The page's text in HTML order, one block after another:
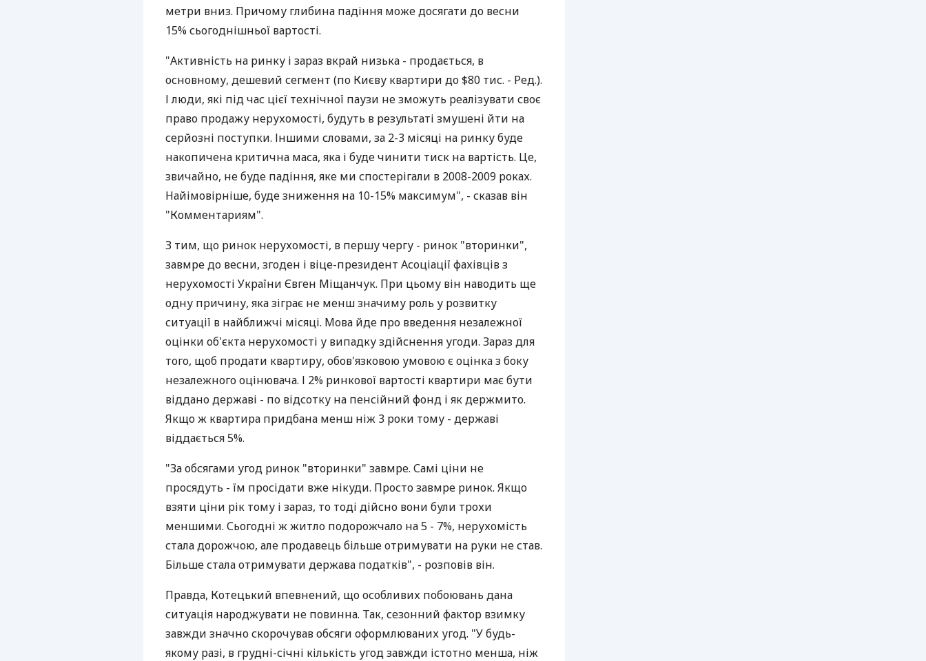
метри вниз. Причому глибина падіння може досягати до весни
15% сьогоднішньої вартості.
"Активність на ринку і зараз вкрай низька - продається, в
основному, дешевий сегмент (по Києву квартири до $80 тис. - Ред.).
І люди, які під час цієї технічної паузи не зможуть реалізувати своє
право продажу нерухомості, будуть в результаті змушені йти на
серйозні поступки. Іншими словами, за 2-3 місяці на ринку буде
накопичена критична маса, яка і буде чинити тиск на вартість. Це,
звичайно, не буде падіння, яке ми спостерігали в 2008-2009 роках.
Найімовірніше, буде зниження на 10-15% максимум", - сказав він
"Комментариям".
З тим, що ринок нерухомості, в першу чергу - ринок "вторинки",
завмре до весни, згоден і віце-президент Асоціації фахівців з
нерухомості України Євген Міщанчук. При цьому він наводить ще
одну причину, яка зіграє не менш значиму роль у розвитку
ситуації в найближчі місяці. Мова йде про введення незалежної
оцінки об'єкта нерухомості у випадку здійснення угоди. Зараз для
того, щоб продати квартиру, обов'язковою умовою є оцінка з боку
незалежного оцінювача. І 2% ринкової вартості квартири має бути
віддано державі - по відсотку на пенсійний фонд і як держмито.
Якщо ж квартира придбана менш ніж 3 роки тому - державі
віддається 5%.
"За обсягами угод ринок "вторинки" завмре. Самі ціни не
просядуть - їм просідати вже нікуди. Просто завмре ринок. Якщо
взяти ціни рік тому і зараз, то тоді дійсно вони були трохи
меншими. Сьогодні ж житло подорожчало на 5 - 7%, нерухомість
стала дорожчою, але продавець більше отримувати на руки не став.
Більше стала отримувати держава податків", - розповів він.
Правда, Котецький впевнений, що особливих побоювань дана
ситуація народжувати не повинна. Так, сезонний фактор взимку
завжди значно скорочував обсяги оформлюваних угод. "У будь-
якому разі, в грудні-січні кількість угод завжди істотно менша, ніж